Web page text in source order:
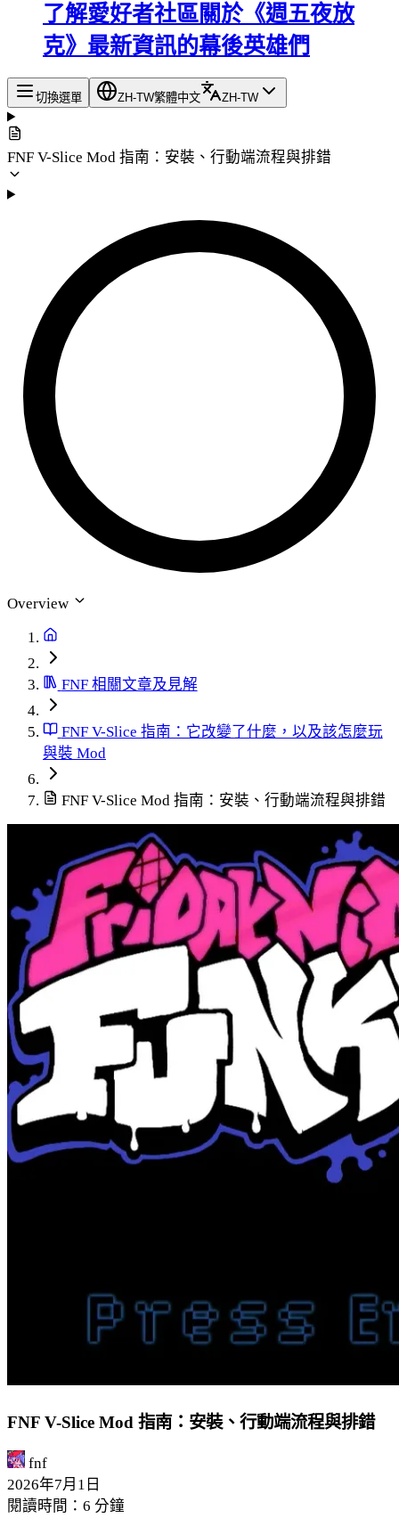
了解愛好者社區關於《週五夜放
克》最新資訊的幕後英雄們
切換選單 ZH-TW繁體中文 ZH-TW
FNF V-Slice Mod 指南：安裝、行動端流程與排錯
Overview
FNF 相關文章及見解
FNF V-Slice 指南：它改變了什麼，以及該怎麼玩
與裝 Mod
FNF V-Slice Mod 指南：安裝、行動端流程與排錯
FNF V-Slice Mod 指南：安裝、行動端流程與排錯
fnf
2026年7月1日
閱讀時間：6 分鐘